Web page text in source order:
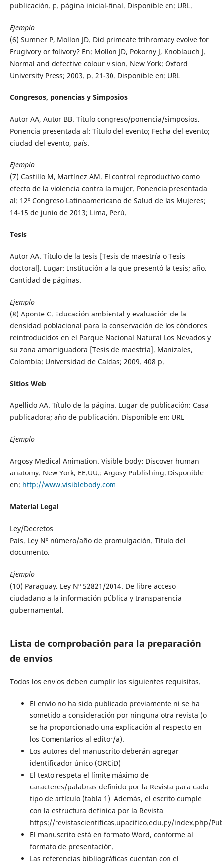
publicación. p. página inicial-final. Disponible en: URL.
Ejemplo
(6) Sumner P, Mollon JD. Did primeate trihromacy evolve for
Frugivory or folivory? En: Mollon JD, Pokorny J, Knoblauch J.
Normal and defective colour vision. New York: Oxford
University Press; 2003. p. 21-30. Disponible en: URL
Congresos, ponencias y Simposios
Autor AA, Autor BB. Título congreso/ponencia/simposios.
Ponencia presentada al: Título del evento; Fecha del evento;
ciudad del evento, país.
Ejemplo
(7) Castillo M, Martínez AM. El control reproductivo como
efecto de la violencia contra la mujer. Ponencia presentada
al: 12º Congreso Latinoamericano de Salud de las Mujeres;
14-15 de junio de 2013; Lima, Perú.
Tesis
Autor AA. Título de la tesis [Tesis de maestría o Tesis
doctoral]. Lugar: Institución a la que presentó la tesis; año.
Cantidad de páginas.
Ejemplo
(8) Aponte C. Educación ambiental y evaluación de la
densidad poblacional para la conservación de los cóndores
reintroducidos en el Parque Nacional Natural Los Nevados y
su zona amortiguadora [Tesis de maestría]. Manizales,
Colombia: Universidad de Caldas; 2009. 408 p.
Sitios Web
Apellido AA. Título de la página. Lugar de publicación: Casa
publicadora; año de publicación. Disponible en: URL
Ejemplo
Argosy Medical Animation. Visible body: Discover human
anatomy. New York, EE.UU.: Argosy Publishing. Disponible
en: http://www.visiblebody.com
Material Legal
Ley/Decretos
País. Ley Nº número/año de promulgación. Título del
documento.
Ejemplo
(10) Paraguay. Ley Nº 52821/2014. De libre acceso
ciudadano a la información pública y transparencia
gubernamental.
Lista de comprobación para la preparación
de envíos
Todos los envíos deben cumplir los siguientes requisitos.
El envío no ha sido publicado previamente ni se ha
sometido a consideración por ninguna otra revista (o
se ha proporcionado una explicación al respecto en
los Comentarios al editor/a).
Los autores del manuscrito deberán agregar
identificador único (ORCiD)
El texto respeta el límite máximo de
caracteres/palabras definido por la Revista para cada
tipo de artículo (tabla 1). Además, el escrito cumple
con la estructura definida por la Revista
https://revistascientificas.upacifico.edu.py/index.php/
El manuscrito está en formato Word, conforme al
formato de presentación.
Las referencias bibliográficas cuentan con el